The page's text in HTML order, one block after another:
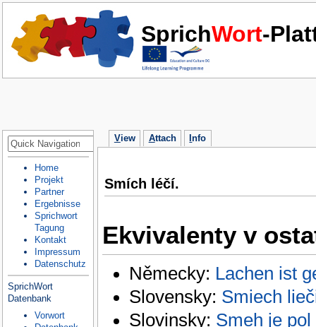
SprichWort-
View Attach Info
Smích léčí.
Ekvivalenty v
Německy: Lachen ist
Slovensky: Smiech
Slovinsky: Smeh je
Home
Projekt
Partner
Ergebnisse
Sprichwort
Tagung
Kontakt
Impressum
Datenschutz
SprichWort
Datenbank
Vorwort